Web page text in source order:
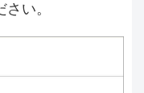
い。